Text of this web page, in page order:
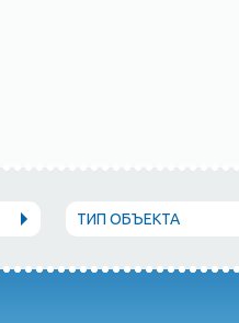
ТИП ОБЪЕКТА